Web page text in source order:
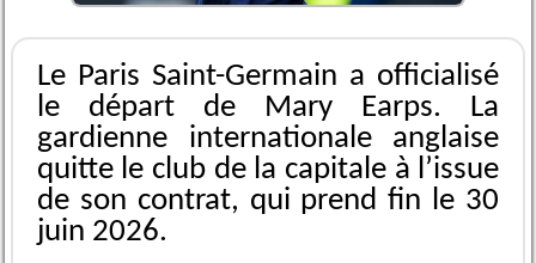
Le Paris Saint-Germain a officialisé
le départ de Mary Earps. La
gardienne internationale anglaise
quitte le club de la capitale à l’issue
de son contrat, qui prend fin le 30
juin 2026.